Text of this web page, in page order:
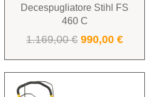
Decespugliatore Stihl FS
460 C
1.169,00€ 990,00€